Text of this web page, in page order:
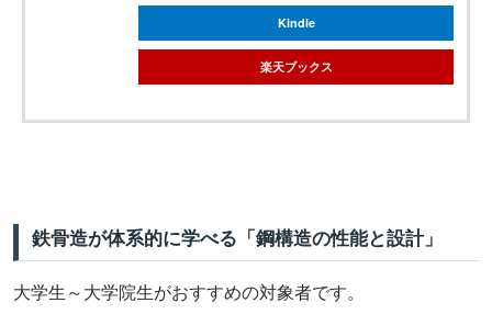
Kindle
楽天ブックス
鉄骨造が体系的に学べる「鋼構造の性能と設計」
大学生～大学院生がおすすめの対象者です。